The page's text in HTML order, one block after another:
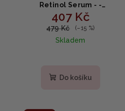
Retinol Serum - -
Retinolové sérum s
bakuchiolem a
panthenolem 30 ml
407 Kč
479 Kč (–15 %)
Skladem
Do košíku